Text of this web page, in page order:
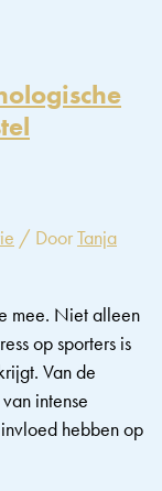
/ DoorTanja
mee. Niet alleen
op sporters is
Van de
intense
hebben op